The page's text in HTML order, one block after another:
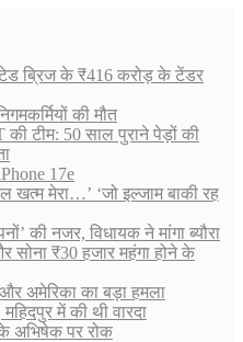
ब्रिज के ₹416 करोड़ के टेंडर
की मौत
की टीम: 50 साल पुराने पेड़ों की
17e
मेरा…’ ‘जो इल्जाम बाकी रह
की नजर, विधायक ने मांगा ब्यौरा
₹30 हजार महंगा होने के
अमेरिका का बड़ा हमला
में की थी वारदा
के अभिषेक पर रोक